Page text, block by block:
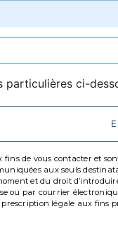
particulières ci-
de vous contacter et
aux seuls
et du droit
ou par courrier
légale aux fins